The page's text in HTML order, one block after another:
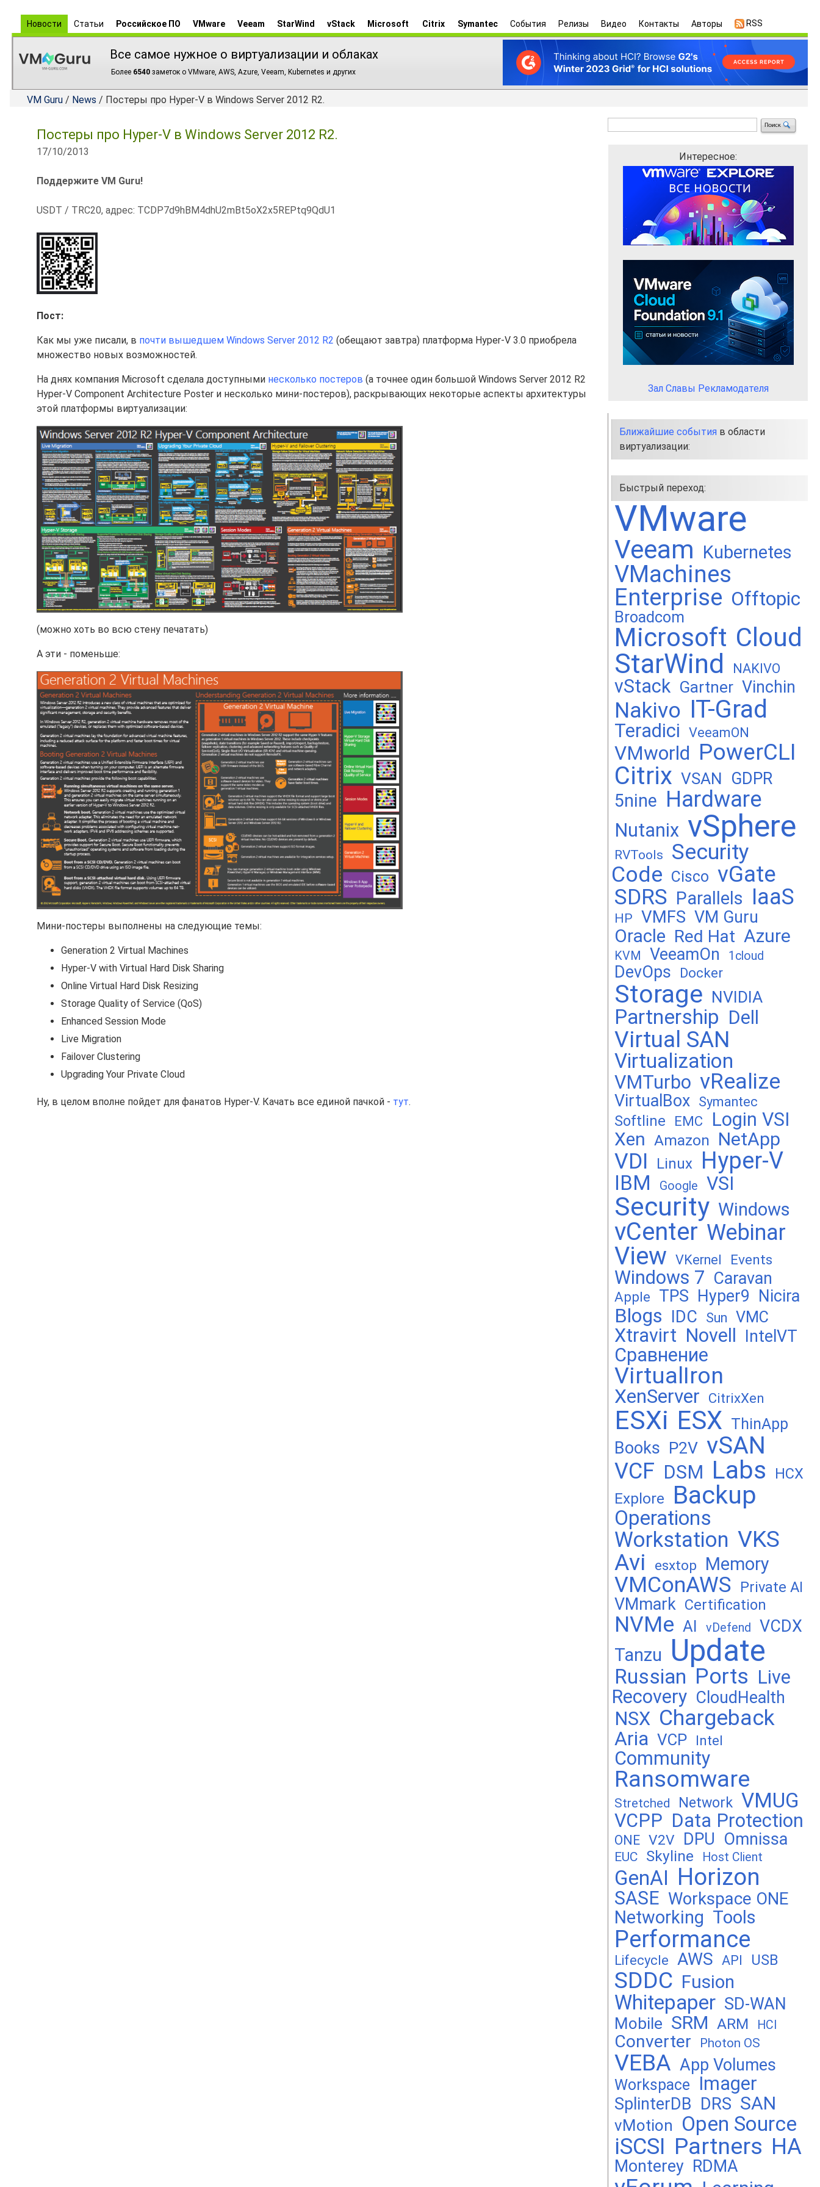
Новости Статьи Российское ПО VMware Veeam StarWind vStack Microsoft Citrix Symantec События Релизы Видео Контакты Авторы RSS
Все самое нужное о виртуализации и облаках
Более 6540 заметок о VMware, AWS, Azure, Veeam, Kubernetes и других
VM Guru / News / Постеры про Hyper-V в Windows Server 2012 R2.
Постеры про Hyper-V в Windows Server 2012 R2.
17/10/2013
Поддержите VM Guru!
USDT / TRC20, адрес: TCDP7d9hBM4dhU2mBt5oX2x5REPtq9QdU1
Пост:
Как мы уже писали, в почти вышедшем Windows Server 2012 R2 (обещают завтра) платформа Hyper-V 3.0 приобрела
множество новых возможностей.
На днях компания Microsoft сделала доступными несколько постеров (а точнее один большой Windows Server 2012 R2
Hyper-V Component Architecture Poster и несколько мини-постеров), раскрывающих некоторые аспекты архитектуры
этой платформы виртуализации:
(можно хоть во всю стену печатать)
А эти - поменьше:
Мини-постеры выполнены на следующие темы:
Generation 2 Virtual Machines
Hyper-V with Virtual Hard Disk Sharing
Online Virtual Hard Disk Resizing
Storage Quality of Service (QoS)
Enhanced Session Mode
Live Migration
Failover Clustering
Upgrading Your Private Cloud
Ну, в целом вполне пойдет для фанатов Hyper-V. Качать все единой пачкой - тут.
Интересное:
Зал Славы Рекламодателя
Ближайшие события в области
виртуализации:
Быстрый переход:
VMware
Veeam Kubernetes
VMachines
Enterprise Offtopic
Broadcom
Microsoft Cloud
StarWind NAKIVO
vStack Gartner Vinchin
Nakivo IT-Grad
Teradici VeeamON
VMworld PowerCLI
Citrix VSAN GDPR
5nine Hardware
Nutanix vSphere
RVTools
Security
Code Cisco vGate
SDRS Parallels IaaS
HP VMFS VM Guru
Oracle Red Hat Azure
KVM VeeamOn 1cloud
DevOps Docker
Storage NVIDIA
Partnership Dell
Virtual SAN
Virtualization
VMTurbo vRealize
VirtualBox Symantec
Softline EMC
Login VSI
Xen Amazon NetApp
VDI Linux Hyper-V
IBM Google VSI
Security Windows
vCenter Webinar
View VKernel Events
Windows 7 Caravan
Apple TPS Hyper9 Nicira
Blogs IDC Sun VMC
Xtravirt Novell IntelVT
Сравнение
VirtualIron
XenServer CitrixXen
ESXi ESX ThinApp
Books P2V vSAN
VCF DSM Labs HCX
Explore Backup
Operations
Workstation VKS
Avi
esxtop Memory
VMConAWS Private AI
VMmark Certification
NVMe AI vDefend VCDX
Tanzu Update
Russian Ports Live
Recovery CloudHealth
NSX Chargeback
Aria VCP Intel
Community
Ransomware
Stretched Network VMUG
VCPP Data Protection
ONE V2V DPU Omnissa
EUC Skyline Host Client
GenAI Horizon
SASE Workspace ONE
Networking Tools
Performance
Lifecycle AWS API USB
SDDC Fusion
Whitepaper SD-WAN
Mobile SRM ARM HCI
Converter Photon OS
VEBA App Volumes
Workspace Imager
SplinterDB DRS SAN
vMotion Open Source
iSCSI Partners HA
Monterey RDMA